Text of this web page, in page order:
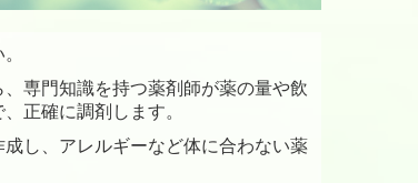
専門知識を持つ薬剤師が薬の量や飲
正確に調剤します。
し、アレルギーなど体に合わない薬